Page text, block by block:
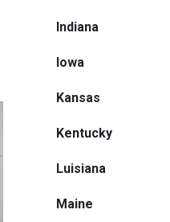
Indiana
Iowa
Kansas
Kentucky
Luisiana
Maine